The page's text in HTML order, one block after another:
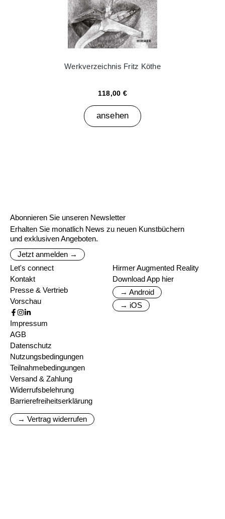
Werkverzeichnis Fritz Köthe
118,00 €
ansehen
Abonnieren Sie unseren Newsletter
Erhalten Sie monatlich News zu neuen Kunstbüchern
und exklusiven Angeboten.
Jetzt anmelden →
Let's connect
Kontakt
Presse & Vertrieb
Vorschau
Hirmer Augmented Reality
Download App hier
→ Android
→ iOS
Impressum
AGB
Datenschutz
Nutzungsbedingungen
Teilnahmebedingungen
Versand & Zahlung
Widerrufsbelehrung
Barrierefreiheitserklärung
→ Vertrag widerrufen